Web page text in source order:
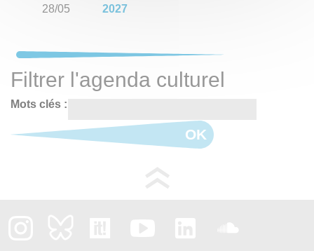
28/05
2027
Filtrer l'agenda culturel
Mots clés :
OK